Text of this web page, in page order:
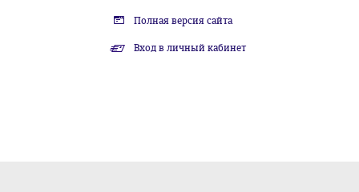
Полная версия сайта
Вход в личный кабинет